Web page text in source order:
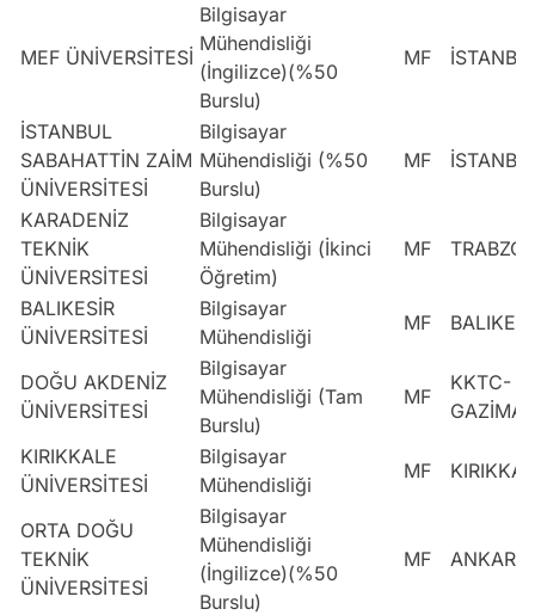
MEF ÜNİVERSİTESİ
Bilgisayar
Mühendisliği
(İngilizce)(%50
Burslu)
MF
İSTANBUL
SABAHATTİN ZAİM
ÜNİVERSİTESİ
Bilgisayar
Mühendisliği (%50
Burslu)
MF
KARADENİZ
TEKNİK
ÜNİVERSİTESİ
Bilgisayar
Mühendisliği (İkinci
Öğretim)
MF
BALIKESİR
ÜNİVERSİTESİ
Bilgisayar
Mühendisliği
MF
DOĞU AKDENİZ
ÜNİVERSİTESİ
Bilgisayar
Mühendisliği (Tam
Burslu)
MF
KKTC-
KIRIKKALE
ÜNİVERSİTESİ
Bilgisayar
Mühendisliği
MF
ORTA DOĞU
TEKNİK
ÜNİVERSİTESİ
Bilgisayar
Mühendisliği
(İngilizce)(%50
Burslu)
MF ANKARA